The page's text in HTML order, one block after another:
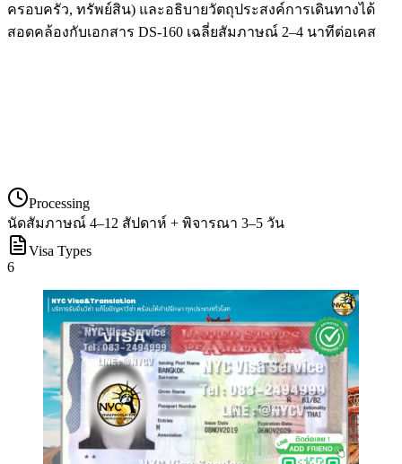
ครอบครัว, ทรัพย์สิน) และอธิบายวัตถุประสงค์การเดินทางได้
สอดคล้องกับเอกสาร DS-160 เฉลี่ยสัมภาษณ์ 2–4 นาทีต่อเคส
Processing
นัดสัมภาษณ์ 4–12 สัปดาห์ + พิจารณา 3–5 วัน
Visa Types
6